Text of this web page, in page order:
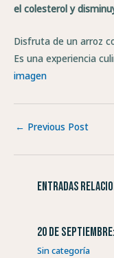
el colesterol y
Disfruta de un arroz
Es una experiencia
imagen
← Previous Post
Entradas
20 de
Sin categoría